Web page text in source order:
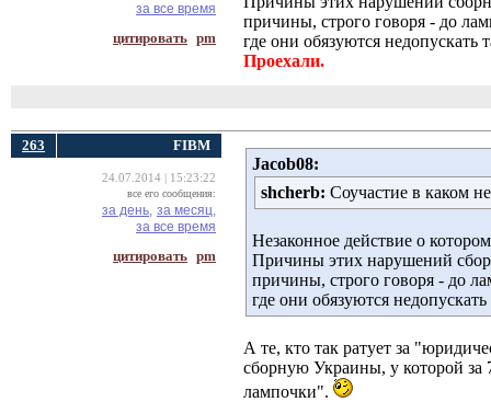
за все время
цитировать pm
причины, строго говоря - до
где они обязуются
Проехали.
263 FIBM
24.07.2014 | 15:23:22
все его сообщения:
за день, за месяц,
за все время
цитировать pm
Jacob08:
shcherb: Соучастие в каком
Незаконное действие о
Причины этих нарушений
причины, строго говоря - до
где они обязуются
А те, кто так ратует за
сборную Украины, у которой за
лампочки".